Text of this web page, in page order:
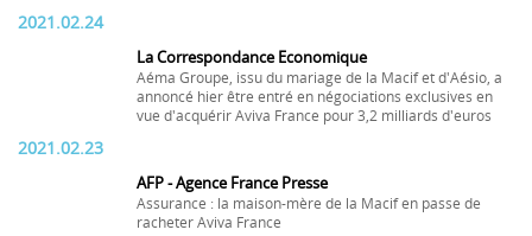
2021.02.24
La Correspondance Economique
Aéma Groupe, issu du mariage de la Macif et d'Aésio, a
annoncé hier être entré en négociations exclusives en
vue d'acquérir Aviva France pour 3,2 milliards d'euros
2021.02.23
AFP - Agence France Presse
Assurance : la maison-mère de la Macif en passe de
racheter Aviva France